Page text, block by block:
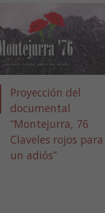
Proyección del
documental
“Montejurra, 76
Claveles rojos para
un adiós”